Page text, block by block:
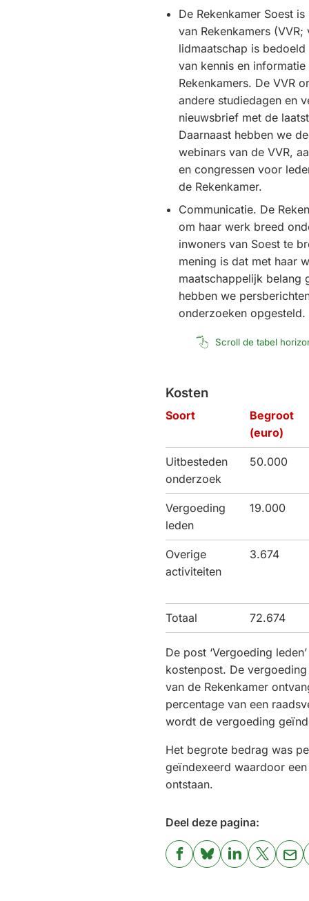
De Rekenkamer Soest
van Rekenkamers
lidmaatschap is
van kennis en
Rekenkamers. De VVR
andere studiedagen en
nieuwsbrief met de
Daarnaast hebben we
webinars van de VVR,
en congressen voor
de Rekenkamer.
Communicatie. De
om haar werk breed
inwoners van Soest te
mening is dat met haar
maatschappelijk belang
hebben we
onderzoeken opgesteld.
Scroll de tabel
Kosten
Soort
Begroot
(euro)
Uitbesteden
onderzoek
50.000
Vergoeding
leden
19.000
Overige
activiteiten
3.674
Totaal 72.674
De post ‘Vergoeding
kostenpost. De
van de Rekenkamer
percentage van een
wordt de vergoeding
Het begrote bedrag was
geïndexeerd waardoor
ontstaan.
Deel deze pagina:
(Verwijst(Verwijst(Verwijst(Verwijst